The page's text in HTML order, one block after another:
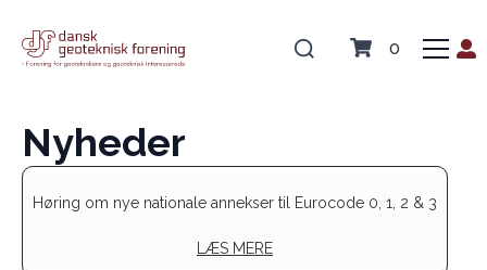
0
Nyheder
Høring om nye nationale annekser til Eurocode 0, 1, 2 & 3
LÆS MERE